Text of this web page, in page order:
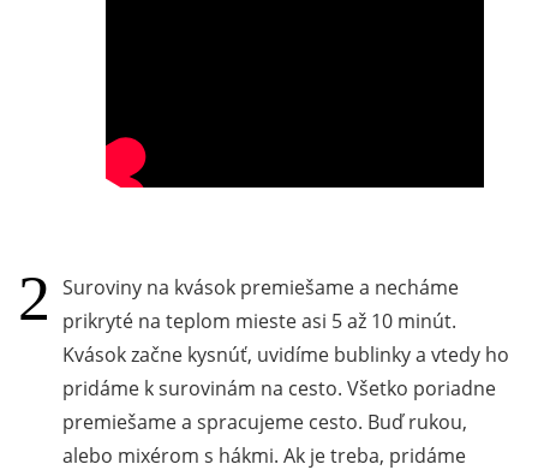
Suroviny na kvások premiešame a necháme
prikryté na teplom mieste asi 5 až 10 minút.
Kvások začne kysnúť, uvidíme bublinky a vtedy ho
pridáme k surovinám na cesto. Všetko poriadne
premiešame a spracujeme cesto. Buď rukou,
alebo mixérom s hákmi. Ak je treba, pridáme